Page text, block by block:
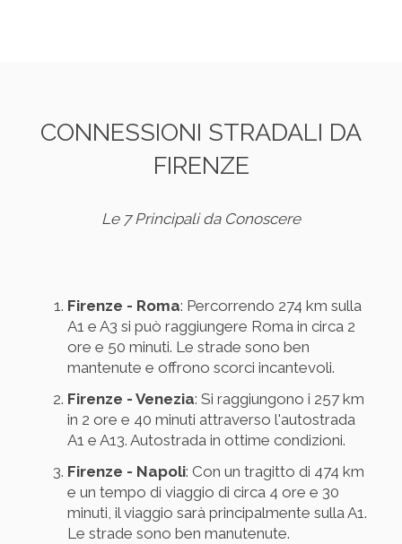
CONNESSIONI STRADALI DA
FIRENZE
Le 7 Principali da Conoscere
Firenze - Roma: Percorrendo 274 km sulla
A1 e A3 si può raggiungere Roma in circa 2
ore e 50 minuti. Le strade sono ben
mantenute e offrono scorci incantevoli.
Firenze - Venezia: Si raggiungono i 257 km
in 2 ore e 40 minuti attraverso l'autostrada
A1 e A13. Autostrada in ottime condizioni.
Firenze - Napoli: Con un tragitto di 474 km
e un tempo di viaggio di circa 4 ore e 30
minuti, il viaggio sarà principalmente sulla A1.
Le strade sono ben manutenute.